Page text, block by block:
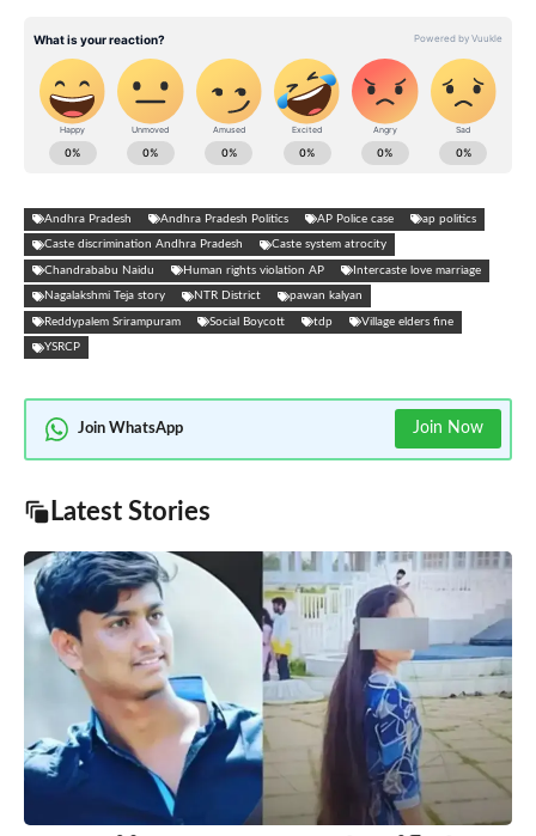
Andhra Pradesh Andhra Pradesh Politics AP Police case ap politics
Caste discrimination Andhra Pradesh Caste system atrocity
Chandrababu Naidu Human rights violation AP Intercaste love marriage
Nagalakshmi Teja story NTR District pawan kalyan
Reddypalem Srirampuram Social Boycott tdp Village elders fine
YSRCP
Join WhatsApp Join Now
Latest Stories